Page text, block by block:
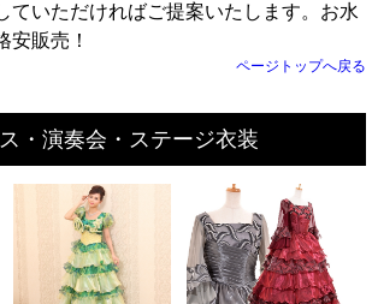
ていただければご提案いたします。お水
安販売！
ページトップへ戻る
・演奏会・ステージ衣装